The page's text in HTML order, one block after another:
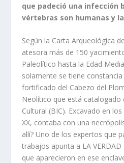
que padeció una infección
vértebras son humanas y
Según la Carta Arqueológica
atesora más de 150
Paleolítico hasta la Edad
solamente se tiene
fortificado del Cabezo del
Neolítico que está
Cultural (BIC). Excavado en
XX, contaba con una
allí? Uno de los expertos que
trabajos apunta a LA
que aparecieron en ese